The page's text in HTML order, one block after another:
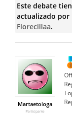
Este debate
actualizado por
Florecillaa.
Martaetologa
Participante